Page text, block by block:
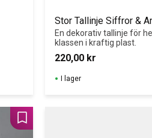
Stor Tallinje Siffror &
En dekorativ tallinje för
klassen i kraftig plast.
220,00 kr
I lager
Lägg till i favoriter